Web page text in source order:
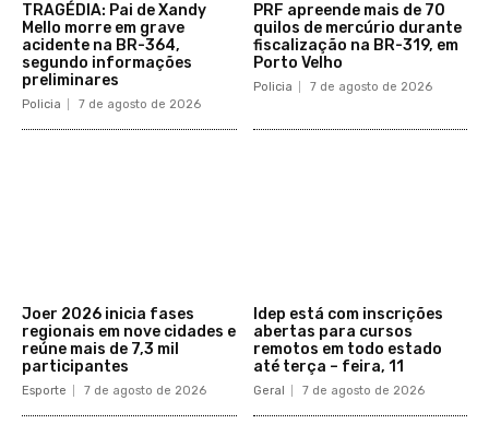
TRAGÉDIA: Pai de Xandy
Mello morre em grave
acidente na BR-364,
segundo informações
preliminares
Policia 7 de agosto de 2026
PRF apreende mais de 70
quilos de mercúrio durante
fiscalização na BR-319, em
Porto Velho
Policia 7 de agosto de 2026
Joer 2026 inicia fases
regionais em nove cidades e
reúne mais de 7,3 mil
participantes
Esporte 7 de agosto de 2026
Idep está com inscrições
abertas para cursos
remotos em todo estado
até terça – feira, 11
Geral 7 de agosto de 2026